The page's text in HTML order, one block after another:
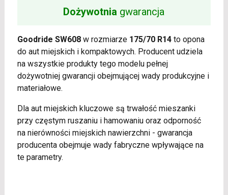
Dożywotnia gwarancja
Goodride SW608w rozmiarze 175/70 R14to opona
do aut miejskich i kompaktowych. Producent udziela
na wszystkie produkty tego modelu pełnej
dożywotniej gwarancji obejmującej wady produkcyjne i
materiałowe.
Dla aut miejskich kluczowe są trwałość mieszanki
przy częstym ruszaniu i hamowaniu oraz odporność
na nierówności miejskich nawierzchni - gwarancja
producenta obejmuje wady fabryczne wpływające na
te parametry.